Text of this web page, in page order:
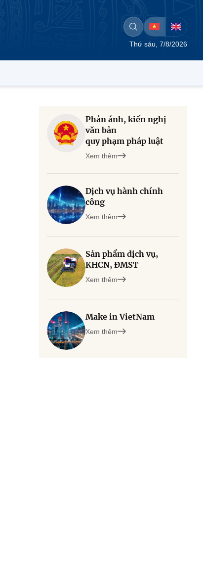
Thứ sáu, 7/8/2026
Phản ánh, kiến nghị
văn bản
quy phạm pháp luật
Xem thêm
Dịch vụ hành chính
công
Xem thêm
Sản phẩm dịch vụ,
KHCN, ĐMST
Xem thêm
Make in VietNam
Xem thêm